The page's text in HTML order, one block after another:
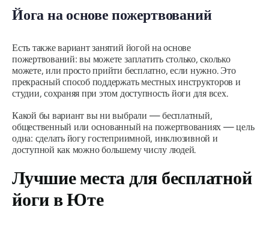
Йога на основе пожертвований
Есть также вариант занятий йогой на основе
пожертвований: вы можете заплатить столько, сколько
можете, или просто прийти бесплатно, если нужно. Это
прекрасный способ поддержать местных инструкторов и
студии, сохраняя при этом доступность йоги для всех.
Какой бы вариант вы ни выбрали — бесплатный,
общественный или основанный на пожертвованиях — цель
одна: сделать йогу гостеприимной, инклюзивной и
доступной как можно большему числу людей.
Лучшие места для бесплатной
йоги в Юте